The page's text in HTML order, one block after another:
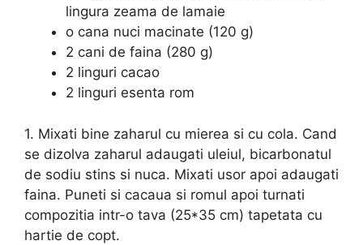
lingura zeama de lamaie
o cana nuci macinate (120 g)
2 cani de faina (280 g)
2 linguri cacao
2 linguri esenta rom
1. Mixati bine zaharul cu mierea si cu cola. Cand
se dizolva zaharul adaugati uleiul, bicarbonatul
de sodiu stins si nuca. Mixati usor apoi adaugati
faina. Puneti si cacaua si romul apoi turnati
compozitia intr-o tava (25*35 cm) tapetata cu
hartie de copt.